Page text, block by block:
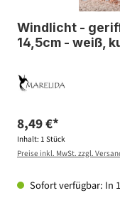
Windlicht -
14,5cm - weiß,
8,49 €*
Inhalt: 1 Stück
Preise inkl. MwSt. zzgl.
Sofort verfügbar: In